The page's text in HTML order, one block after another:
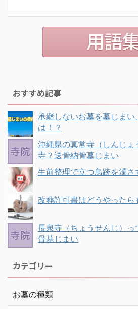
おすすめ記事
承継しないお墓を墓じまい
は！？
沖縄県の真常寺（しんじ
寺？送骨納骨墓じまい
生前整理で立つ鳥跡を濁さ
改葬許可書はどうやったら
長泉寺（ちょうせんじ）
骨墓じまい
カテゴリー
お墓の種類